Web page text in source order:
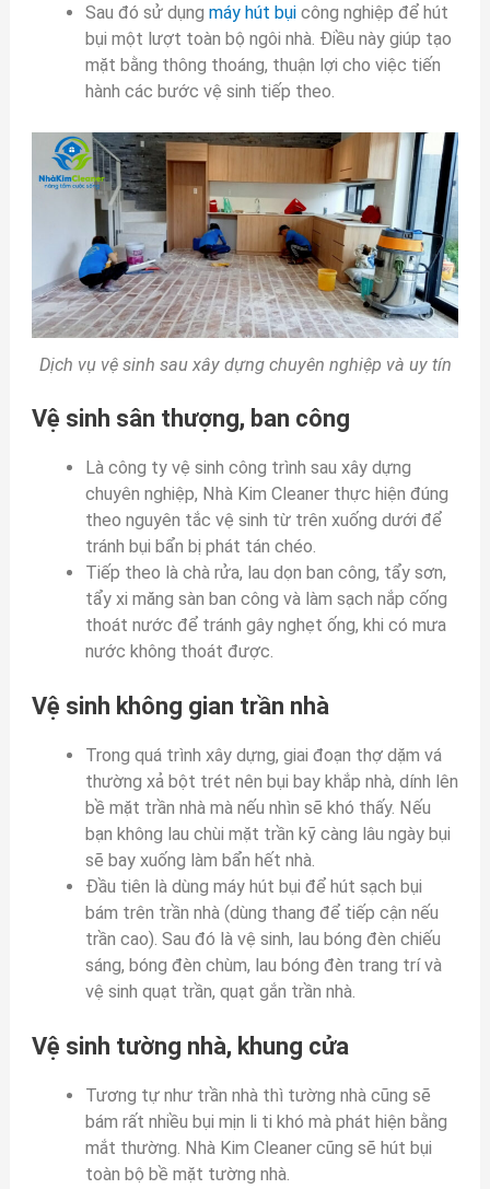
Sau đó sử dụngmáy hút bụi công nghiệp để hút
bụi một lượt toàn bộ ngôi nhà. Điều này giúp tạo
mặt bằng thông thoáng, thuận lợi cho việc tiến
hành các bước vệ sinh tiếp theo.
Dịch vụ vệ sinh sau xây dựng chuyên nghiệp và uy tín
Vệ sinh sân thượng, ban công
Là công ty vệ sinh công trình sau xây dựng
chuyên nghiệp, Nhà Kim Cleaner thực hiện đúng
theo nguyên tắc vệ sinh từ trên xuống dưới để
tránh bụi bẩn bị phát tán chéo.
Tiếp theo là chà rửa, lau dọn ban công, tẩy sơn,
tẩy xi măng sàn ban công và làm sạch nắp cống
thoát nước để tránh gây nghẹt ống, khi có mưa
nước không thoát được.
Vệ sinh không gian trần nhà
Trong quá trình xây dựng, giai đoạn thợ dặm vá
thường xả bột trét nên bụi bay khắp nhà, dính lên
bề mặt trần nhà mà nếu nhìn sẽ khó thấy. Nếu
bạn không lau chùi mặt trần kỹ càng lâu ngày bụi
sẽ bay xuống làm bẩn hết nhà.
Đầu tiên là dùng máy hút bụi để hút sạch bụi
bám trên trần nhà (dùng thang để tiếp cận nếu
trần cao). Sau đó là vệ sinh, lau bóng đèn chiếu
sáng, bóng đèn chùm, lau bóng đèn trang trí và
vệ sinh quạt trần, quạt gắn trần nhà.
Vệ sinh tường nhà, khung cửa
Tương tự như trần nhà thì tường nhà cũng sẽ
bám rất nhiều bụi mịn li ti khó mà phát hiện bằng
mắt thường. Nhà Kim Cleaner cũng sẽ hút bụi
toàn bộ bề mặt tường nhà.